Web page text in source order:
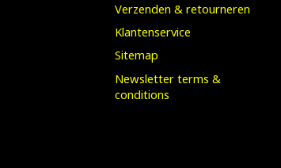
Verzenden & retourneren
Klantenservice
Sitemap
Newsletter terms &
conditions